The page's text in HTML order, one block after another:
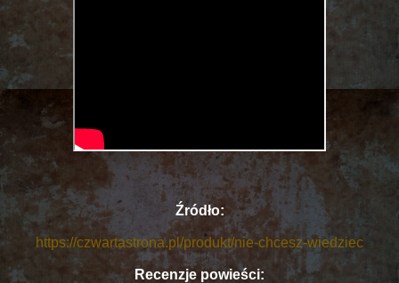
Źródło:
https://czwartastrona.pl/produkt/nie-chcesz-wiedziec
Recenzje powieści: